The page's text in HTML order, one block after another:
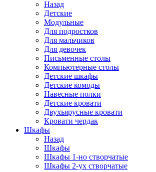
Назад
Детские
Модульные
Для подростков
Для мальчиков
Для девочек
Письменные столы
Компьютерные столы
Детские шкафы
Детские комоды
Навесные полки
Детские кровати
Двухъярусные кровати
Кровати чердак
Шкафы
Назад
Шкафы
Шкафы 1-но створчатые
Шкафы 2-ух створчатые